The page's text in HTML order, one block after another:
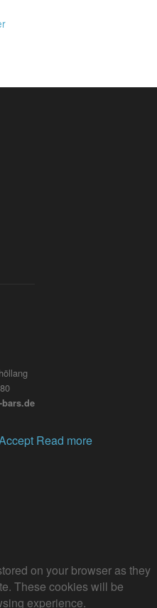
bars.de
Read more
on your browser as they
These cookies will be
experience.